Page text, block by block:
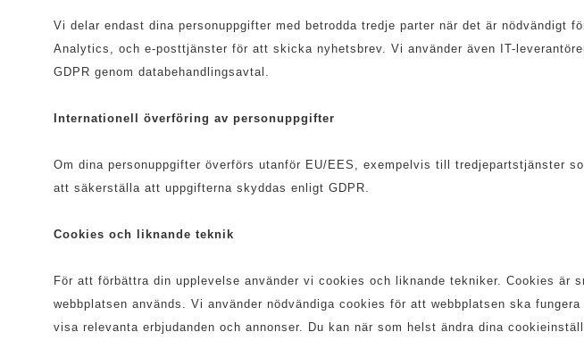
Vi delar endast dina personuppgifter med betrodda tredje parter när det är
Analytics, och e-posttjänster för att skicka nyhetsbrev. Vi använder även IT-
GDPR genom databehandlingsavtal.
Internationell överföring av personuppgifter
Om dina personuppgifter överförs utanför EU/EES, exempelvis till tredjepartstjänster
att säkerställa att uppgifterna skyddas enligt GDPR.
Cookies och liknande teknik
För att förbättra din upplevelse använder vi cookies och liknande tekniker. Cookies
webbplatsen används. Vi använder nödvändiga cookies för att webbplatsen ska
visa relevanta erbjudanden och annonser. Du kan när som helst ändra dina